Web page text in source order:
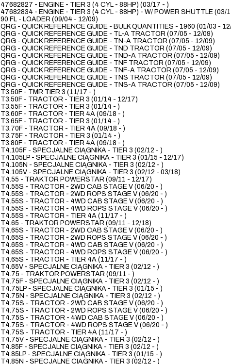
47682827 - ENGINE - TIER 3 (4 CYL - 88HP) (03/17 - )
47682834 - ENGINE - TIER 3 (4 CYL - 88HP) - W/ POWER SHUTTLE (03/
90 FL - LOADER (09/04 - 12/09)
QRG - QUICK REFERENCE GUIDE - BULK QUANTITIES - 1960 (01/03 -
QRG - QUICK REFERENCE GUIDE - TL-A TRACTOR (07/05 - 12/09)
QRG - QUICK REFERENCE GUIDE - TN-A TRACTOR (07/05 - 12/09)
QRG - QUICK REFERENCE GUIDE - TND TRACTOR (07/05 - 12/09)
QRG - QUICK REFERENCE GUIDE - TND-A TRACTOR (07/05 - 12/09)
QRG - QUICK REFERENCE GUIDE - TNF TRACTOR (07/05 - 12/09)
QRG - QUICK REFERENCE GUIDE - TNF-A TRACTOR (07/05 - 12/09)
QRG - QUICK REFERENCE GUIDE - TNS TRACTOR (07/05 - 12/09)
QRG - QUICK REFERENCE GUIDE - TNS-A TRACTOR (07/05 - 12/09)
T3.50F - TMR TIER 3 (11/17 - )
T3.50F - TRACTOR - TIER 3 (01/14 - 12/17)
T3.55F - TRACTOR - TIER 3 (01/14 - )
T3.60F - TRACTOR - TIER 4A (09/18 - )
T3.65F - TRACTOR - TIER 3 (01/14 - )
T3.70F - TRACTOR - TIER 4A (09/18 - )
T3.75F - TRACTOR - TIER 3 (01/14 - )
T3.80F - TRACTOR - TIER 4A (09/18 - )
T4.105F - SPECJALNE CIĄGNIKA - TIER 3 (02/12 - )
T4.105LP - SPECJALNE CIĄGNIKA - TIER 3 (01/15 - 12/17)
T4.105N - SPECJALNE CIĄGNIKA - TIER 3 (02/12 - )
T4.105V - SPECJALNE CIĄGNIKA - TIER 3 (02/12 - 03/18)
T4.55 - TRAKTOR POWERSTAR (09/11 - 12/17)
T4.55S - TRACTOR - 2WD CAB STAGE V (06/20 - )
T4.55S - TRACTOR - 2WD ROPS STAGE V (06/20 - )
T4.55S - TRACTOR - 4WD CAB STAGE V (06/20 - )
T4.55S - TRACTOR - 4WD ROPS STAGE V (06/20 - )
T4.55S - TRACTOR - TIER 4A (11/17 - )
T4.65 - TRAKTOR POWERSTAR (09/11 - 12/18)
T4.65S - TRACTOR - 2WD CAB STAGE V (06/20 - )
T4.65S - TRACTOR - 2WD ROPS STAGE V (06/20 - )
T4.65S - TRACTOR - 4WD CAB STAGE V (06/20 - )
T4.65S - TRACTOR - 4WD ROPS STAGE V (06/20 - )
T4.65S - TRACTOR - TIER 4A (11/17 - )
T4.65V - SPECJALNE CIĄGNIKA - TIER 3 (02/12 - )
T4.75 - TRAKTOR POWERSTAR (09/11 - )
T4.75F - SPECJALNE CIĄGNIKA - TIER 3 (02/12 - )
T4.75LP - SPECJALNE CIĄGNIKA - TIER 3 (01/15 - )
T4.75N - SPECJALNE CIĄGNIKA - TIER 3 (02/12 - )
T4.75S - TRACTOR - 2WD CAB STAGE V (06/20 - )
T4.75S - TRACTOR - 2WD ROPS STAGE V (06/20 - )
T4.75S - TRACTOR - 4WD CAB STAGE V (06/20 - )
T4.75S - TRACTOR - 4WD ROPS STAGE V (06/20 - )
T4.75S - TRACTOR - TIER 4A (11/17 - )
T4.75V - SPECJALNE CIĄGNIKA - TIER 3 (02/12 - )
T4.85F - SPECJALNE CIĄGNIKA - TIER 3 (02/12 - )
T4.85LP - SPECJALNE CIĄGNIKA - TIER 3 (01/15 - )
T4.85N - SPECJALNE CIĄGNIKA - TIER 3 (02/12 - )